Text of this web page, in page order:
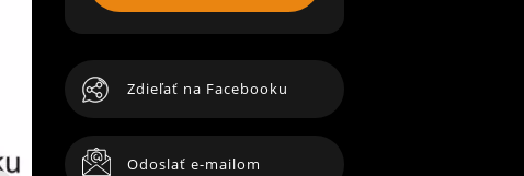
Zdieľať na Facebooku
Odoslať e-mailom